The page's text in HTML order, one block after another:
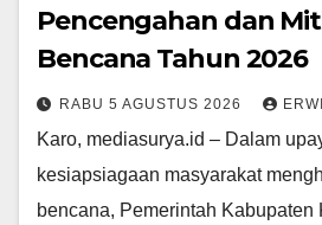
Pencengahan dan
Bencana Tahun 2026
RABU 5 AGUSTUS 2026
Karo, mediasurya.id – Dalam
kesiapsiagaan masyarakat
bencana, Pemerintah Kabupaten